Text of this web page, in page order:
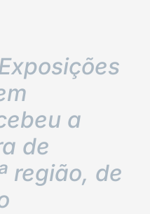
a
de
região, de